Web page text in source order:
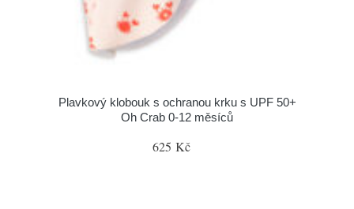
Plavkový klobouk s ochranou krku s UPF 50+
Oh Crab 0-12 měsíců
625 Kč